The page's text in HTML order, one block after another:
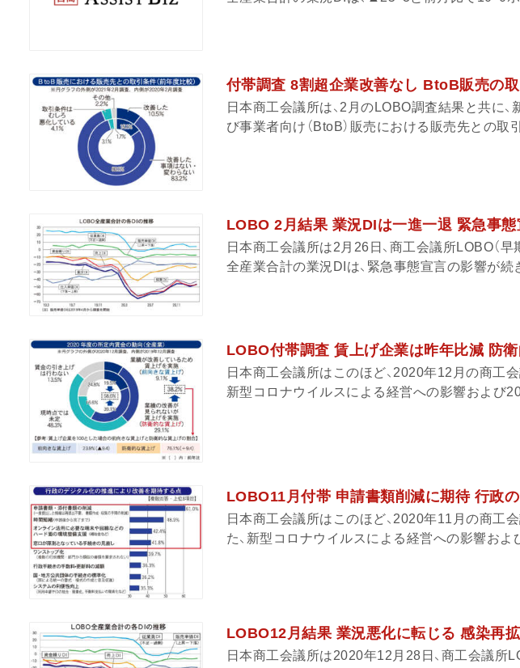
付帯調査 8割超企業改善なし BtoB販売の
日本商工会議所は、2月のLOBO調査結果と共に
び事業者向け（BtoB）販売における販売先との取
LOBO 2月結果 業況DIは一進一退 緊急事態
日本商工会議所は2月26日、商工会議所LOBO（
全産業合計の業況DIは、緊急事態宣言の影響が続
LOBO付帯調査 賃上げ企業は昨年比減 防衛
日本商工会議所はこのほど、2020年12月の商工会
新型コロナウイルスによる経営への影響および
LOBO11月付帯 申請書類削減に期待 行政
日本商工会議所はこのほど、2020年11月の商工
た、新型コロナウイルスによる経営への影響およ
LOBO12月結果 業況悪化に転じる 感染再
日本商工会議所は2020年12月28日、商工会議所